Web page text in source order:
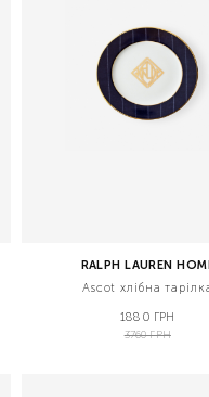
RALPH LAUREN
Ascot хлібна
1880 ГРН
3760 ГРН